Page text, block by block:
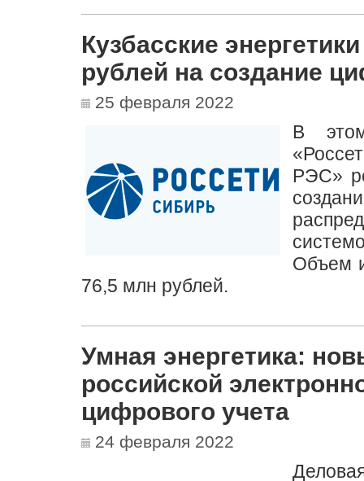
Кузбасские
рублей на создание
25 февраля 2022
В
РЭС»
Объем
76,5 млн рублей.
Умная энергетика:
российской
цифрового учета
24 февраля 2022